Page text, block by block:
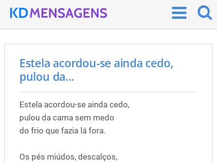
Estela acordou-se ainda cedo,
pulou da...
Estela acordou-se ainda cedo,
pulou da cama sem medo
do frio que fazia lá fora.
Os pés miúdos, descalços,